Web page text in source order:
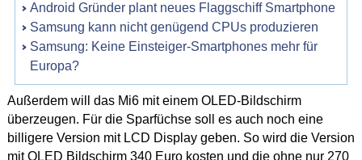
Android Gründer plant neues Flaggschiff Smartphone
Samsung kann nicht genügend CPUs produzieren
Samsung: Keine Einsteiger-Smartphones mehr für
Europa?
Außerdem will das Mi6 mit einem OLED-Bildschirm
überzeugen. Für die Sparfüchse soll es auch noch eine
billigere Version mit LCD Display geben. So wird die Version
mit OLED Bildschirm 340 Euro kosten und die ohne nur 270